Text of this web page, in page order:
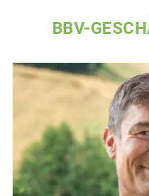
BBV-